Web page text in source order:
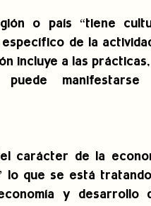
o país “tiene
de la
incluye a las
puede
carácter de la
lo que se está
y desarrollo